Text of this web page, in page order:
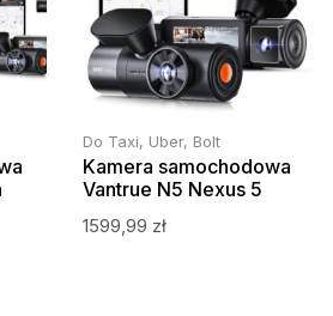
Do Taxi, Uber, Bolt
Kamera samochodowa
Vantrue N5 Nexus 5
1599,99 zł